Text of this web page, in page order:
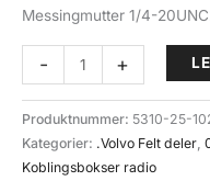
Messingmutter 1/4-
-
Messingmutter
(081-
009)
Volvo
felt
+
Produktnummer: 5310-25-
Kategorier: .Volvo Felt deler
Koblingsbokser radio